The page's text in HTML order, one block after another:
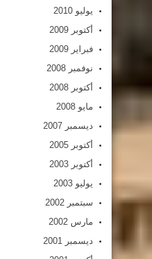
يوليو 2010
أكتوبر 2009
فبراير 2009
نوفمبر 2008
أكتوبر 2008
مايو 2008
ديسمبر 2007
أكتوبر 2005
أكتوبر 2003
يوليو 2003
سبتمبر 2002
مارس 2002
ديسمبر 2001